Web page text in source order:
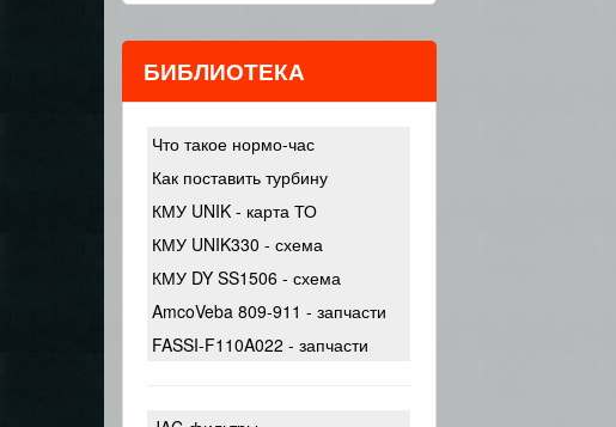
БИБЛИОТЕКА
Что такое нормо-час
Как поставить турбину
КМУ UNIK - карта ТО
КМУ UNIK330 - схема
КМУ DY SS1506 - схема
AmcoVeba 809-911 - запчасти
FASSI-F110A022 - запчасти